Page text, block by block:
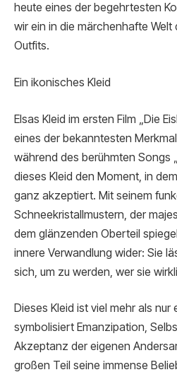
heute eines der begehrtesten
wir ein in die märchenhafte Welt
Outfits.
Ein ikonisches Kleid
Elsas Kleid im ersten Film „Die
eines der bekanntesten
während des berühmten Songs
dieses Kleid den Moment, in
ganz akzeptiert. Mit seinem
Schneekristallmustern, der
dem glänzenden Oberteil
innere Verwandlung wider: Sie
sich, um zu werden, wer sie
Dieses Kleid ist viel mehr als nur
symbolisiert Emanzipation,
Akzeptanz der eigenen
großen Teil seine immense